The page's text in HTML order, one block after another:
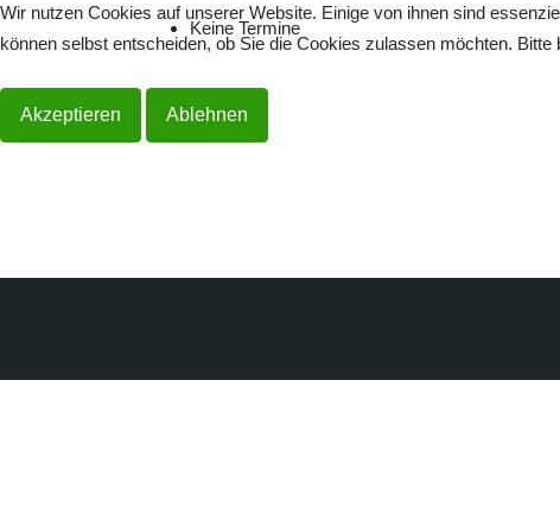
Keine Termine
Wir nutzen Cookies auf unserer Website. Einige von ihnen sind
können selbst entscheiden, ob Sie die Cookies zulassen möchten.
Akzeptieren Ablehnen